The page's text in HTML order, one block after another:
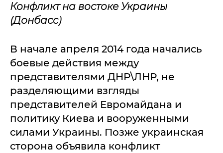
Конфликт на востоке Украины
(Донбасс)
В начале апреля 2014 года начались
боевые действия между
представителями ДНР\ЛНР, не
разделяющими взгляды
представителей Евромайдана и
политику Киева и вооруженными
силами Украины. Позже украинская
сторона объявила конфликт